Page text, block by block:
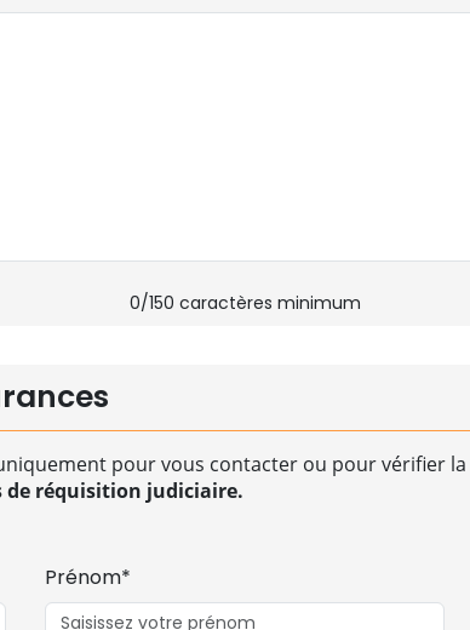
0/150 caractères minimum
pour vous contacter ou pour vérifier la
de réquisition judiciaire.
Prénom*